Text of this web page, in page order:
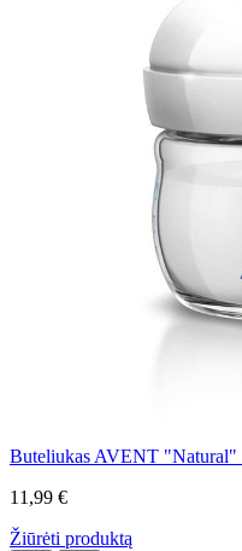
Buteliukas AVENT "Natural"
11,99 €
Žiūrėti produktą